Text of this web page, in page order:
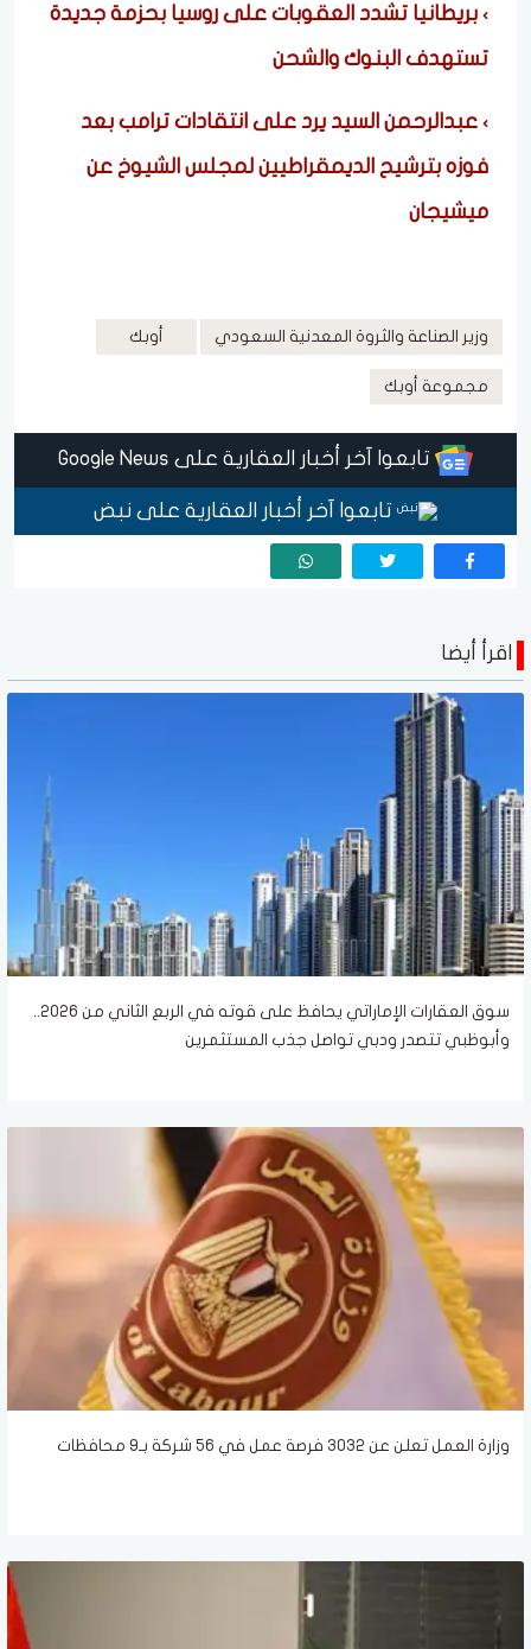
بريطانيا تشدد العقوبات على روسيا بحزمة جديدة
تستهدف البنوك والشحن
عبدالرحمن السيد يرد على انتقادات ترامب بعد
فوزه بترشيح الديمقراطيين لمجلس الشيوخ عن
ميشيجان
وزير الصناعة والثروة المعدنية السعودي أوبك
مجموعة أوبك
تابعوا آخر أخبار العقارية على Google News
تابعوا آخر أخبار العقارية على نبض
اقرأ أيضا
وأبوظبي تتصدر ودبي تواصل جذب المستثمرين
وزارة العمل تعلن عن 3032 فرصة عمل في 56 شركة بـ9 محافظات